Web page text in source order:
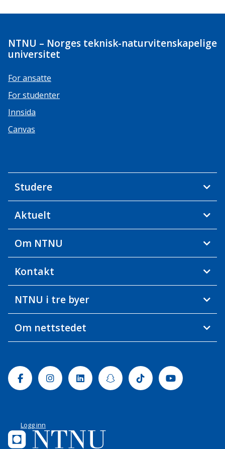
NTNU – Norges teknisk-naturvitenskapelige
universitet
For ansatte
For studenter
Innsida
Canvas
Studere
Aktuelt
Om NTNU
Kontakt
NTNU i tre byer
Om nettstedet
FacebookInstagramLinkedinSnapchatTiktok Youtube
Logg inn